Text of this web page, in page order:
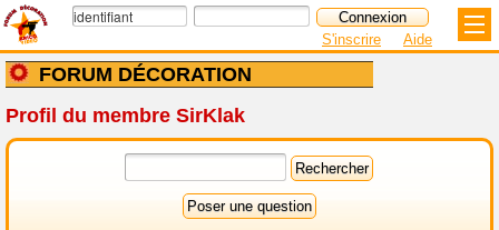
FORUM DÉCORATION
S'inscrire Aide
Profil du membre SirKlak